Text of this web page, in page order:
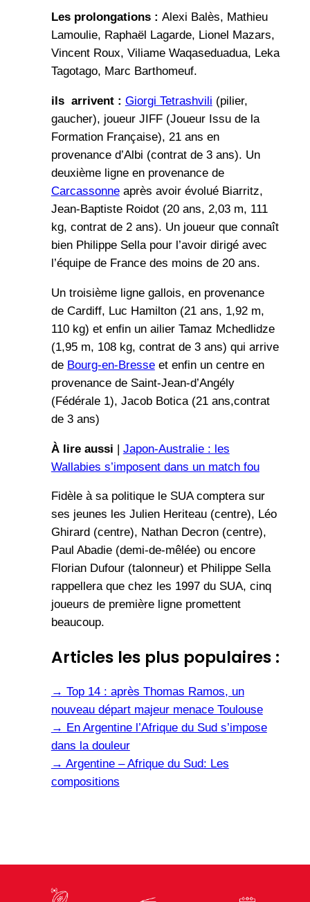
Les prolongations : Alexi Balès, Mathieu
Lamoulie, Raphaël Lagarde, Lionel Mazars,
Vincent Roux, Viliame Waqaseduadua, Leka
Tagotago, Marc Barthomeuf.
ils arrivent : Giorgi Tetrashvili (pilier,
gaucher), joueur JIFF (Joueur Issu de la
Formation Française), 21 ans en
provenance d’Albi (contrat de 3 ans). Un
deuxième ligne en provenance de
Carcassonneaprès avoir évolué Biarritz,
Jean-Baptiste Roidot (20 ans, 2,03 m, 111
kg, contrat de 2 ans). Un joueur que connaît
bien Philippe Sella pour l’avoir dirigé avec
l’équipe de France des moins de 20 ans.
Un troisième ligne gallois, en provenance
de Cardiff, Luc Hamilton (21 ans, 1,92 m,
110 kg) et enfin un ailier Tamaz Mchedlidze
(1,95 m, 108 kg, contrat de 3 ans) qui arrive
de Bourg-en-Bresseet enfin un centre en
provenance de Saint-Jean-d’Angély
(Fédérale 1), Jacob Botica (21 ans,contrat
de 3 ans)
À lire aussi | Japon-Australie : les
Wallabies s’imposent dans un match fou
Fidèle à sa politique le SUA comptera sur
ses jeunes les Julien Heriteau (centre), Léo
Ghirard (centre), Nathan Decron (centre),
Paul Abadie (demi-de-mêlée) ou encore
Florian Dufour (talonneur) et Philippe Sella
rappellera que chez les 1997 du SUA, cinq
joueurs de première ligne promettent
beaucoup.
Articles les plus populaires :
→ Top 14 : après Thomas Ramos, un
nouveau départ majeur menace Toulouse
→ En Argentine l’Afrique du Sud s’impose
dans la douleur
→ Argentine – Afrique du Sud: Les
compositions